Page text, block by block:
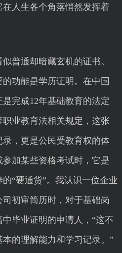
人生各个角落悄然发挥着
普通却暗藏玄机的证书。
功能是学历证明。在中国
完成12年基础教育的法定
业教育法相关规定，这张
，更是公民受教育权的体
加某些资格考试时，它是
“硬通货”。我认识一位企业
初审简历时，对于基础岗
毕业证明的申请人，“这不
的理解能力和学习记录。”